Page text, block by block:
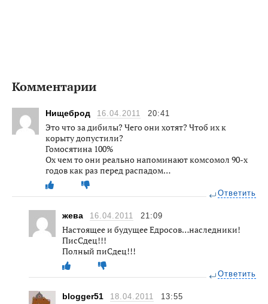
Комментарии
Нищеброд 16.04.2011 20:41
Это что за дибилы? Чего они хотят? Чтоб их к
корыту допустили?
Гомосятина 100%
Ох чем то они реально напоминают комсомол 90-х
годов как раз перед распадом…
Ответить
жева 16.04.2011 21:09
Настоящее и будущее Едросов…наследники!
ПисСдец!!!
Полный пиСдец!!!
Ответить
blogger51 18.04.2011 13:55